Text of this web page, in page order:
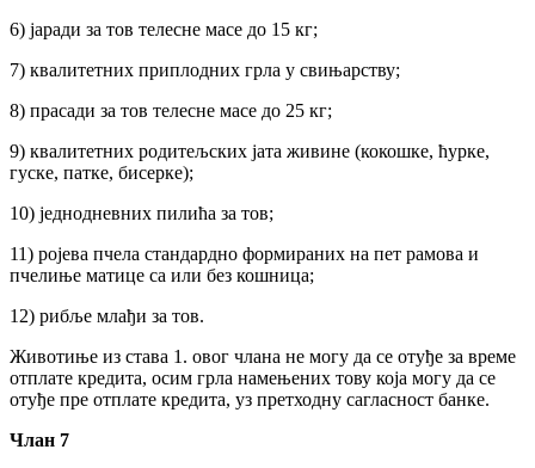
6) јаради за тов телесне масе до 15 кг;
7) квалитетних приплодних грла у свињарству;
8) прасади за тов телесне масе до 25 кг;
9) квалитетних родитељских јата живине (кокошке, ћурке,
гуске, патке, бисерке);
10) једнодневних пилића за тов;
11) ројева пчела стандардно формираних на пет рамова и
пчелиње матице са или без кошница;
12) рибље млађи за тов.
Животиње из става 1. овог члана не могу да се отуђе за време
отплате кредита, осим грла намењених тову која могу да се
отуђе пре отплате кредита, уз претходну сагласност банке.
Члан 7